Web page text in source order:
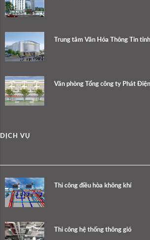
Trung tâm Văn Hóa Thông Tin
Văn phòng Tổng công ty Phát
DỊCH VỤ
Thi công điều hòa không khí
Thi công hệ thống thông gió